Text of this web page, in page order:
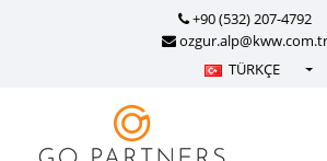
+90 (532) 207-4792
ozgur.alp@kww.com.tr
TÜRKÇE